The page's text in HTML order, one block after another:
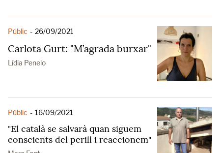
Públic - 26/09/2021
Carlota Gurt: "M’agrada burxar"
Lídia Penelo
Públic - 16/09/2021
"El català se salvarà quan siguem
conscients del perill i reaccionem"